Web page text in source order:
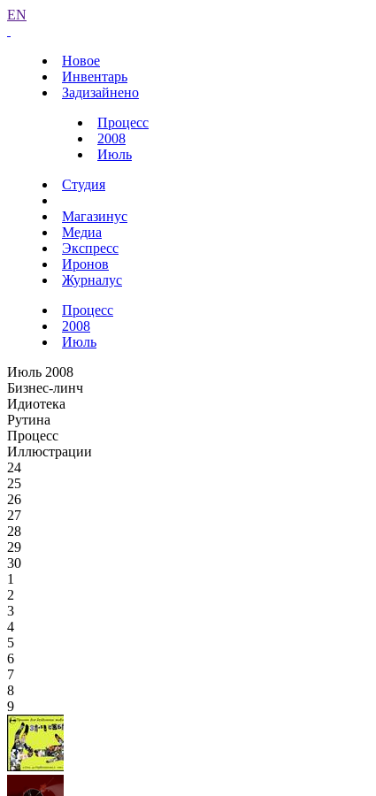
EN
Новое
Инвентарь
Задизайнено
Процесс
2008
Июль
Студия
Магазинус
Медиа
Экспресс
Иронов
Журналус
Процесс
2008
Июль
Июль 2008
Бизнес-линч
Идиотека
Рутина
Процесс
Иллюстрации
24
25
26
27
28
29
30
1
2
3
4
5
6
7
8
9